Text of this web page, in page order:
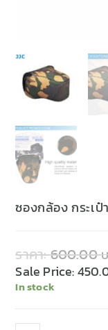
ซองกล้อง กระเ
ราคา:600.00
Sale Price:
In stock